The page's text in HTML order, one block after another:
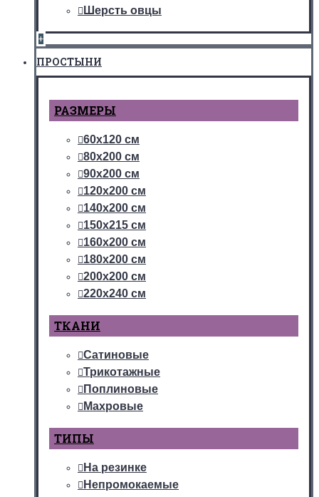
Шерсть овцы
+
ПРОСТЫНИ
РАЗМЕРЫ
60х120 см
80х200 см
90х200 см
120х200 см
140х200 см
150х215 см
160х200 см
180х200 см
200х200 см
220х240 см
ТКАНИ
Сатиновые
Трикотажные
Поплиновые
Махровые
ТИПЫ
На резинке
Непромокаемые